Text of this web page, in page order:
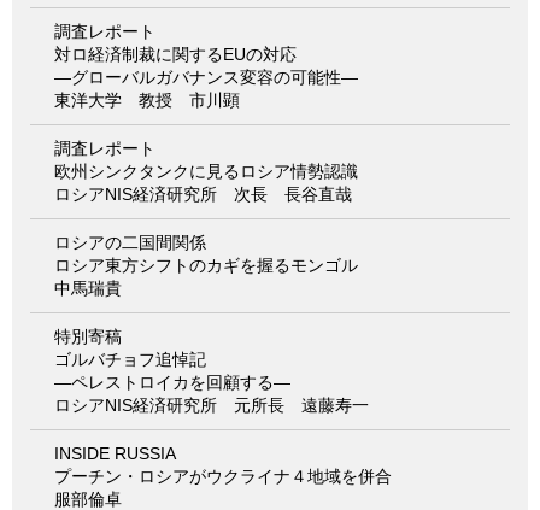
調査レポート
対ロ経済制裁に関するEUの対応
―グローバルガバナンス変容の可能性―
東洋大学 教授 市川顕
調査レポート
欧州シンクタンクに見るロシア情勢認識
ロシアNIS経済研究所 次長 長谷直哉
ロシアの二国間関係
ロシア東方シフトのカギを握るモンゴル
中馬瑞貴
特別寄稿
ゴルバチョフ追悼記
―ペレストロイカを回顧する―
ロシアNIS経済研究所 元所長 遠藤寿一
INSIDE RUSSIA
プーチン・ロシアがウクライナ４地域を併合
服部倫卓